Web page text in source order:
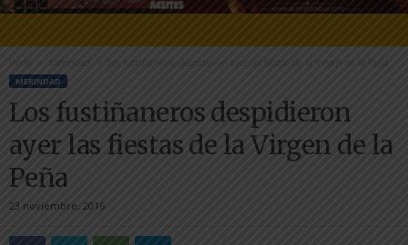
Inicio Los fustiñaneros despidieron ayer las fiestas de la Virgen de la Peña
MERINDAD
Los fustiñaneros despidieron
ayer las fiestas de la Virgen de la
Peña
23 noviembre, 2016